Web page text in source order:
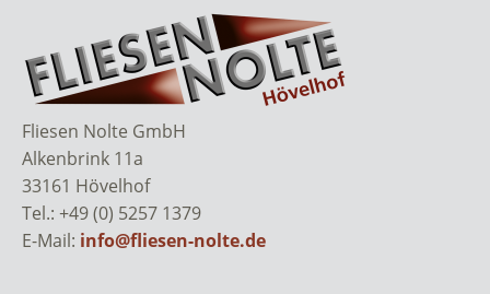
Fliesen Nolte GmbH
Alkenbrink 11a
33161 Hövelhof
Tel.: +49 (0) 5257 1379
E-Mail: info@fliesen-nolte.de